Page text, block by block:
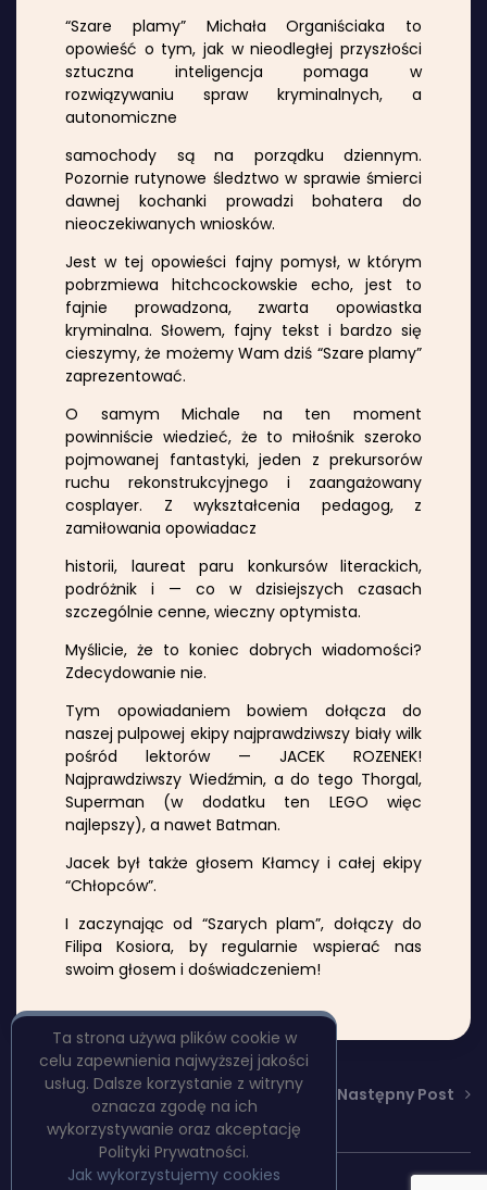
“Szare plamy” Michała Organiściaka to
opowieść o tym, jak w nieodległej przyszłości
sztuczna inteligencja pomaga w
rozwiązywaniu spraw kryminalnych, a
autonomiczne
samochody są na porządku dziennym.
Pozornie rutynowe śledztwo w sprawie śmierci
dawnej kochanki prowadzi bohatera do
nieoczekiwanych wniosków.
Jest w tej opowieści fajny pomysł, w którym
pobrzmiewa hitchcockowskie echo, jest to
fajnie prowadzona, zwarta opowiastka
kryminalna. Słowem, fajny tekst i bardzo się
cieszymy, że możemy Wam dziś “Szare plamy”
zaprezentować.
O samym Michale na ten moment
powinniście wiedzieć, że to miłośnik szeroko
pojmowanej fantastyki, jeden z prekursorów
ruchu rekonstrukcyjnego i zaangażowany
cosplayer. Z wykształcenia pedagog, z
zamiłowania opowiadacz
historii, laureat paru konkursów literackich,
podróżnik i — co w dzisiejszych czasach
szczególnie cenne, wieczny optymista.
Myślicie, że to koniec dobrych wiadomości?
Zdecydowanie nie.
Tym opowiadaniem bowiem dołącza do
naszej pulpowej ekipy najprawdziwszy biały wilk
pośród lektorów — JACEK ROZENEK!
Najprawdziwszy Wiedźmin, a do tego Thorgal,
Superman (w dodatku ten LEGO więc
najlepszy), a nawet Batman.
Jacek był także głosem Kłamcy i całej ekipy
“Chłopców”.
I zaczynając od “Szarych plam”, dołączy do
Filipa Kosiora, by regularnie wspierać nas
swoim głosem i doświadczeniem!
Poprzedni Post Następny Post
Copyright © PulpBooks
Ta strona używa plików cookie w
celu zapewnienia najwyższej jakości
usług. Dalsze korzystanie z witryny
oznacza zgodę na ich
wykorzystywanie oraz akceptację
Polityki Prywatności.
Jak wykorzystujemy cookies